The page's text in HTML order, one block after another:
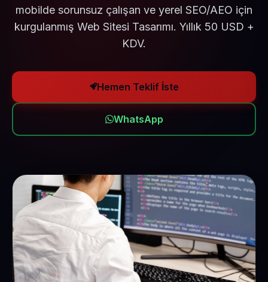
mobilde sorunsuz çalışan ve yerel SEO/AEO için
kurgulanmış Web Sitesi Tasarımı. Yıllık 50 USD +
KDV.
Hemen Teklif İste
WhatsApp